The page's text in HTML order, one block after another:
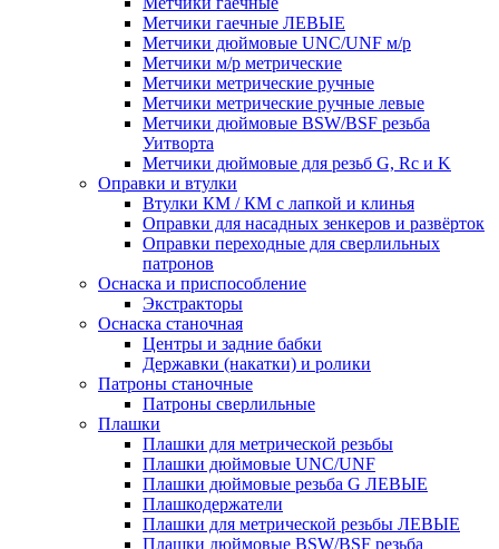
Метчики гаечные ЛЕВЫЕ
Метчики дюймовые UNC/UNF м/р
Метчики м/р метрические
Метчики метрические ручные
Метчики метрические ручные левые
Метчики дюймовые BSW/BSF резьба
Уитворта
Метчики дюймовые для резьб G, Rc и K
Оправки и втулки
Втулки КМ / КМ с лапкой и клинья
Оправки для насадных зенкеров и развёрток
Оправки переходные для сверлильных
патронов
Оснаска и приспособление
Экстракторы
Оснаска станочная
Центры и задние бабки
Державки (накатки) и ролики
Патроны станочные
Патроны сверлильные
Плашки
Плашки для метрической резьбы
Плашки дюймовые UNC/UNF
Плашки дюймовые резьба G ЛЕВЫЕ
Плашкодержатели
Плашки для метрической резьбы ЛЕВЫЕ
Плашки дюймовые BSW/BSF резьба